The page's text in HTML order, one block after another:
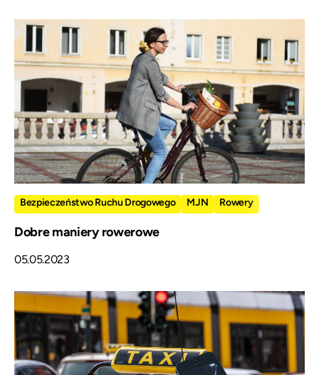
Bezpieczeństwo Ruchu Drogowego MJN Rowery
Dobre maniery rowerowe
05.05.2023